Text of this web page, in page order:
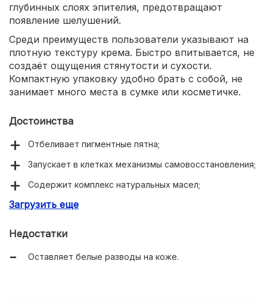
глубинных слоях эпителия, предотвращают
появление шелушений.
Среди преимуществ пользователи указывают на
плотную текстуру крема. Быстро впитывается, не
создаёт ощущения стянутости и сухости.
Компактную упаковку удобно брать с собой, не
занимает много места в сумке или косметичке.
Достоинства
Отбеливает пигментные пятна;
Запускает в клетках механизмы самовосстановления;
Содержит комплекс натуральных масел;
Подходит для круглогодичного применения;
Загрузить еще
Недостатки
Оставляет белые разводы на коже.